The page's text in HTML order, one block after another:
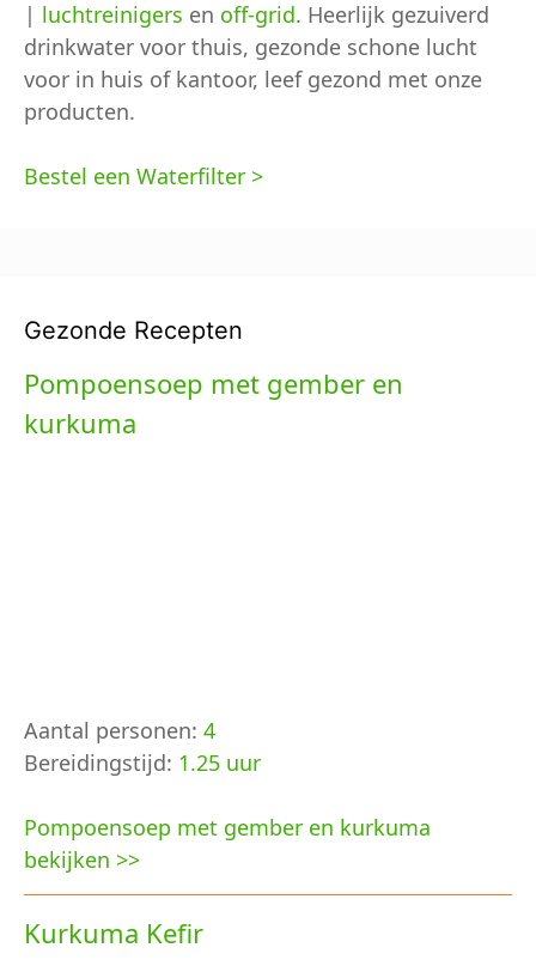
| luchtreinigers en off-grid. Heerlijk gezuiverd
drinkwater voor thuis, gezonde schone lucht
voor in huis of kantoor, leef gezond met onze
producten.
Bestel een Waterfilter >
Gezonde Recepten
Pompoensoep met gember en
kurkuma
Aantal personen: 4
Bereidingstijd: 1.25 uur
Pompoensoep met gember en kurkuma
bekijken >>
Kurkuma Kefir